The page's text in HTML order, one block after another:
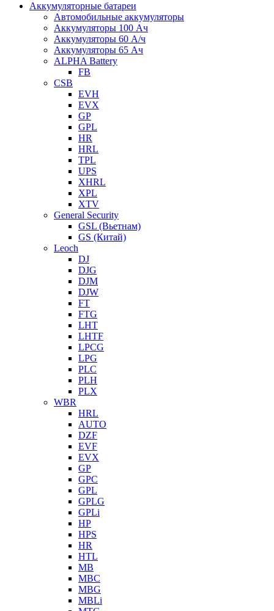
Аккумуляторные батареи
Автомобильные аккумуляторы
Аккумуляторы 100 Ач
Аккумуляторы 60 А/ч
Аккумуляторы 65 Ач
ALPHA Battery
FB
CSB
EVH
EVX
GP
GPL
HR
HRL
TPL
UPS
XHRL
XPL
XTV
General Security
GSL (Вьетнам)
GS (Китай)
Leoch
DJ
DJG
DJM
DJW
FT
FTG
LHT
LHTF
LPCG
LPG
PLC
PLH
PLX
WBR
HRL
AUTO
DZF
EVF
EVX
GP
GPC
GPL
GPLG
GPLi
HP
HPS
HR
HTL
MB
MBC
MBG
MBLi